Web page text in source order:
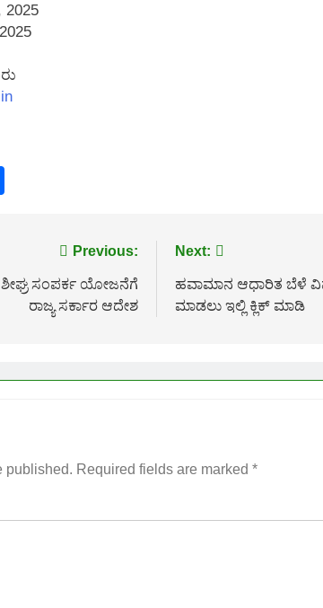
Previous:
ಸಂಪರ್ಕ ಯೋಜನೆಗೆ
ರಾಜ್ಯ ಸರ್ಕಾರ ಆದೇಶ
Next:
ಹವಾಮಾನ ಆಧಾರಿತ ಬೆಳೆ
ಮಾಡಲು ಇಲ್ಲಿ ಕ್ಲಿಕ್ ಮಾಡಿ
published. Required fields are marked *